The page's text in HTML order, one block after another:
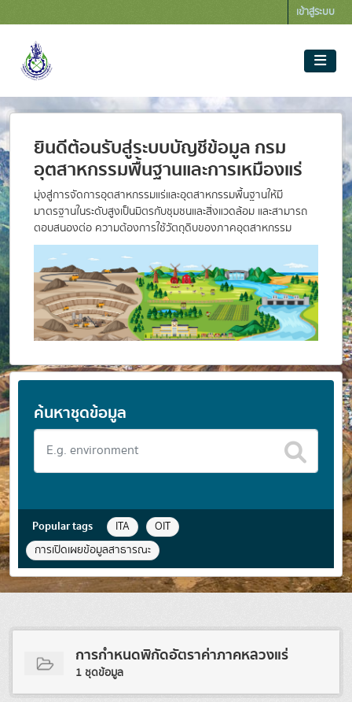
เข้าสู่ระบบ
ยินดีต้อนรับสู่ระบบบัญชีข้อมูล กรม
อุตสาหกรรมพื้นฐานและการเหมืองแร่
มุ่งสู่การจัดการอุตสาหกรรมแร่และอุตสาหกรรมพื้นฐานให้มี
มาตรฐานในระดับสูงเป็นมิตรกับชุมชนและสิ่งแวดล้อม และสามารถ
ตอบสนองต่อ ความต้องการใช้วัตถุดิบของภาคอุตสาหกรรม
ค้นหาชุดข้อมูล
Popular tags ITA
OIT
การเปิดเผยข้อมูลสาธารณะ
การกำหนดพิกัดอัตราค่าภาคหลวงแร่
1 ชุดข้อมูล